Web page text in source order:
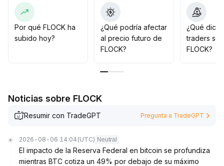
Se recomienda a los inversores estar atentos a la
ruptura del soporte en $0.
0273 y la resistencia en $0.
0294; esperar que se clarifique el panorama
macroeconómico antes de tomar posiciones, y adoptar
tamaño de la posición a corto plazo
Por qué FLOCK ha
subido hoy?
¿Qué podría afectar
al precio futuro de
FLOCK?
¿Qué
traders
FLOCK?
Noticias sobre FLOCK
Resumir con TradeGPT Pregunta a TradeGPT
2026-08-06 14:04 (UTC) Neutral
El impacto de la Reserva Federal en bitcoin se profundiza
mientras BTC cotiza un 49% por debajo de su máximo